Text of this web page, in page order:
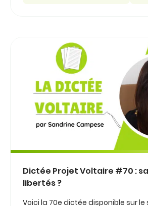
Dictée Projet Voltaire #70 :
libertés ?
Voici la 70e dictée disponible sur le